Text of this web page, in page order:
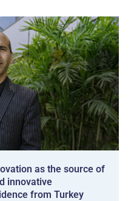
as the source of
innovative
from Turkey